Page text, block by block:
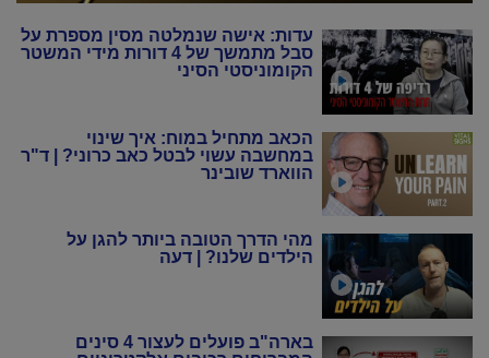
עדות: אישה שנמלטה מסין מספרת על
סבל מתמשך של 4 דורות מידי המשטר
הקומוניסטי הסיני
הכאב מתחיל במוח: איך שינוי
במחשבה עשוי לבטל כאב כרוני? | ד"ר
הווארד שובינר
מהי הדרך הטובה ביותר להגן על
הילדים שלנו? | דעה
בארה"ב פועלים לעצור 4 סינים